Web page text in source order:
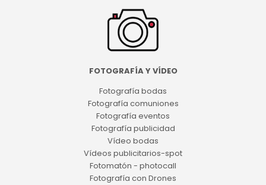
FOTOGRAFÍA Y VÍDEO
Fotografía bodas
Fotografía comuniones
Fotografía eventos
Fotografía publicidad
Vídeo bodas
Vídeos publicitarios-spot
Fotomatón - photocall
Fotografía con Drones